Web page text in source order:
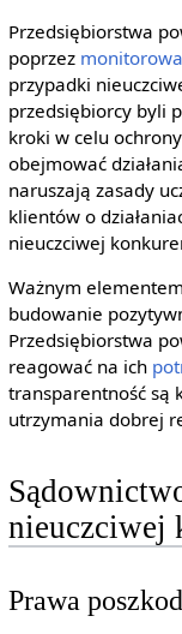
Przedsiębiorstwa
poprzez
przypadki
przedsiębiorcy byli
kroki w celu
obejmować
naruszają zasady
klientów o
nieuczciwej
Ważnym
budowanie
Przedsiębiorstwa
reagować na ich
transparentność są
utrzymania dobrej
nieuczciwej
Prawa